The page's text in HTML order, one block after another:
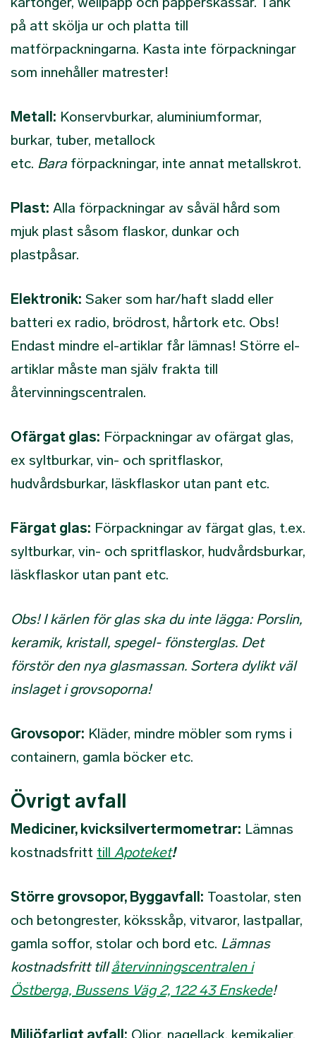
på att skölja ur och platta till
matförpackningarna. Kasta inte förpackningar
som innehåller matrester!
Metall: Konservburkar, aluminiumformar,
burkar, tuber, metallock
etc. Bara förpackningar, inte annat metallskrot.
Plast: Alla förpackningar av såväl hård som
mjuk plast såsom flaskor, dunkar och
plastpåsar.
Elektronik: Saker som har/haft sladd eller
batteri ex radio, brödrost, hårtork etc. Obs!
Endast mindre el-artiklar får lämnas! Större el-
artiklar måste man själv frakta till
återvinningscentralen.
Ofärgat glas: Förpackningar av ofärgat glas,
ex syltburkar, vin- och spritflaskor,
hudvårdsburkar, läskflaskor utan pant etc.
Färgat glas: Förpackningar av färgat glas, t.ex.
syltburkar, vin- och spritflaskor, hudvårdsburkar,
läskflaskor utan pant etc.
Obs! I kärlen för glas ska du inte lägga: Porslin,
keramik, kristall, spegel- fönsterglas. Det
förstör den nya glasmassan. Sortera dylikt väl
inslaget i grovsoporna!
Grovsopor: Kläder, mindre möbler som ryms i
containern, gamla böcker etc.
Övrigt avfall
Mediciner, kvicksilvertermometrar: Lämnas
kostnadsfritt till Apoteket!
Större grovsopor, Byggavfall: Toastolar, sten
och betongrester, köksskåp, vitvaror, lastpallar,
gamla soffor, stolar och bord etc. Lämnas
kostnadsfritt till återvinningscentralen i
Östberga, Bussens Väg 2, 122 43 Enskede!
Miljöfarligt avfall: Oljor, nagellack, kemikalier,